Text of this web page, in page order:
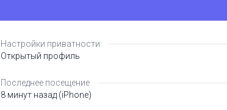
Настройки приватности
Открытый профиль
Последнее посещение
8 минут назад (iPhone)